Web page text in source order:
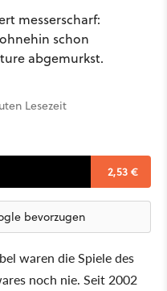
messerscharf:
schon
abgemurkst.
Lesezeit
2,53 €
bevorzugen
waren die Spiele des
noch nie. Seit 2002